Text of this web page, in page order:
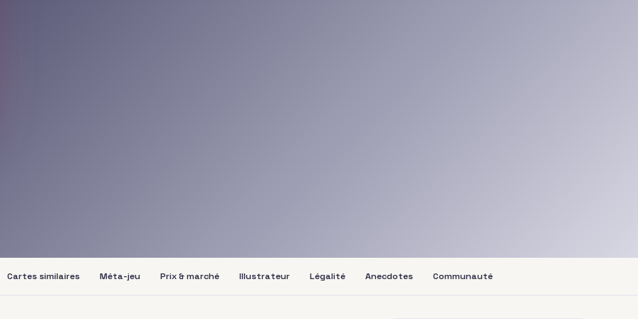
Cartes similaires Méta-jeu Prix & marché Illustrateur Légalité Anecdotes Communauté